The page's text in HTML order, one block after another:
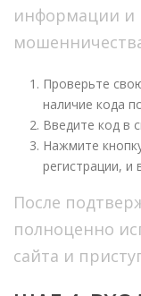
информации и
Проверьте
наличие кода
Введите код в
Нажмите
регистрации, и
После
полноценно
сайта и